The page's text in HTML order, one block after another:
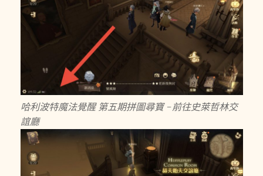
哈利波特魔法覺醒 第五期拼圖尋寶 -前往史萊哲林交
誼廳